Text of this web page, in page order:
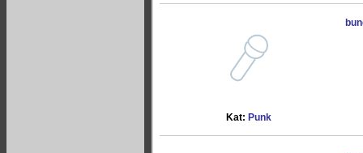
Kat: Punk